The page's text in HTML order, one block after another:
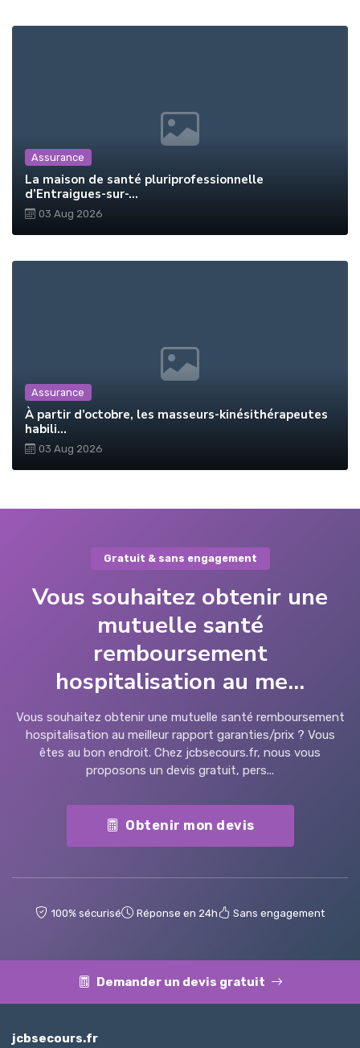
Assurance
La maison de santé pluriprofessionnelle
d’Entraigues-sur-...
03 Aug 2026
Assurance
À partir d’octobre, les masseurs-kinésithérapeutes
habili...
03 Aug 2026
Gratuit & sans engagement
Vous souhaitez obtenir une
mutuelle santé
remboursement
hospitalisation au me...
Vous souhaitez obtenir une mutuelle santé remboursement
hospitalisation au meilleur rapport garanties/prix ? Vous
êtes au bon endroit. Chez jcbsecours.fr, nous vous
proposons un devis gratuit, pers...
Obtenir mon devis
100% sécurisé Réponse en 24h Sans engagement
Demander un devis gratuit
jcbsecours.fr